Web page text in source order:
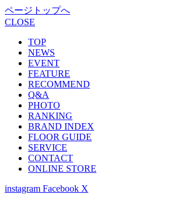
ページトップへ
CLOSE
TOP
NEWS
EVENT
FEATURE
RECOMMEND
Q&A
PHOTO
RANKING
BRAND INDEX
FLOOR GUIDE
SERVICE
CONTACT
ONLINE STORE
instagram Facebook X